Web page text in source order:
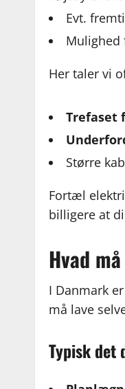
Evt.
Mulighed
Her taler vi
Trefaset
Større
Fortæl
billigere at
Hvad
I Danmark
må lave
Typisk det